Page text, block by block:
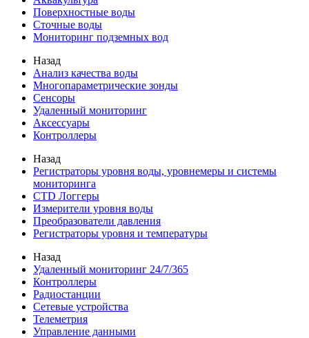
Поверхностные воды
Сточные воды
Мониторинг подземных вод
Назад
Анализ качества воды
Многопараметрические зонды
Сенсоры
Удаленный мониторинг
Аксессуары
Контроллеры
Назад
Регистраторы уровня воды, уровнемеры и системы
мониторинга
CTD Логгеры
Измерители уровня воды
Преобразователи давления
Регистраторы уровня и температуры
Назад
Удаленный мониторинг 24/7/365
Контроллеры
Радиостанции
Сетевые устройства
Телеметрия
Управление данными